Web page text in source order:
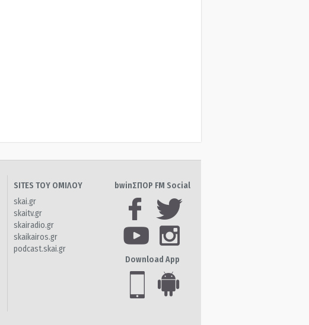
SITES ΤΟΥ ΟΜΙΛΟΥ
skai.gr
skaitv.gr
skairadio.gr
skaikairos.gr
podcast.skai.gr
bwinΣΠΟΡ FM Social
Download App